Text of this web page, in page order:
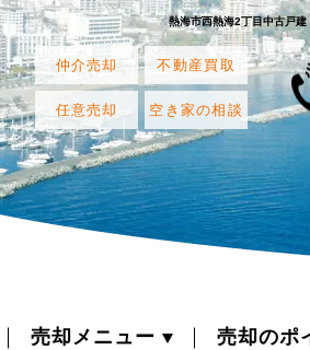
熱海市西熱海2丁目中古戸
仲介売却 不動産買取
任意売却 空き家の相談
売却メニュー 売却のポ